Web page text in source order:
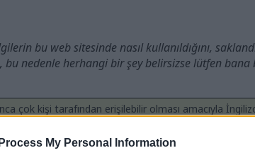
My Personal Information
bu web sitesinde nasıl kullanıldığını,
bu nedenle herhangi bir şey belirsizse lütfen bana
çok kişi tarafından erişilebilir olması amacıyla
orijinal İngilizce versiyonu buradan